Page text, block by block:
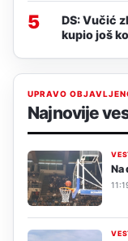
5
DS: Vučić
kupio još
UPRAVO
Najnovije
Na